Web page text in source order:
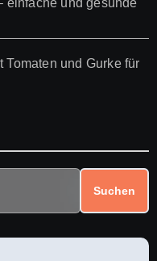
und Gurke für
Suchen